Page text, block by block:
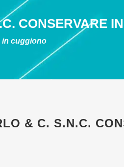
CONSERVARE
in cuggiono
& C. S.N.C.